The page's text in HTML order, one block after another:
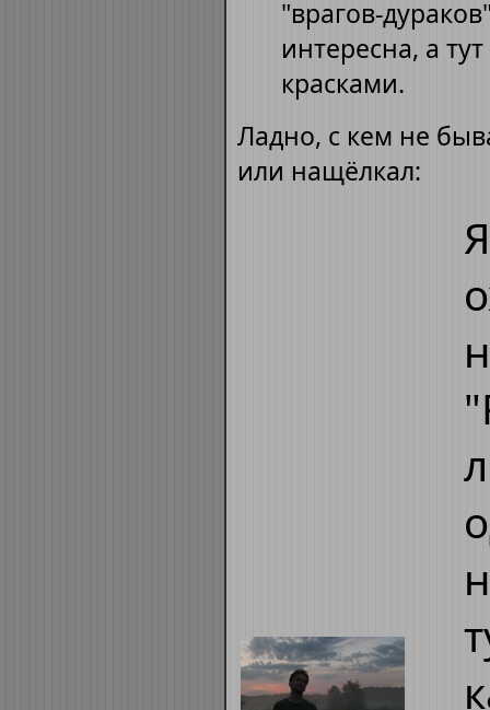
"врагов-
интересна, а
красками.
Ладно, с кем не
или нащёлкал: